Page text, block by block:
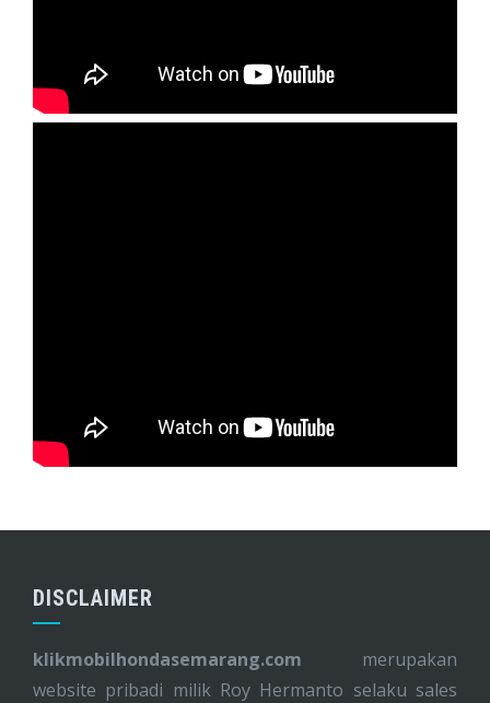
DISCLAIMER
klikmobilhondasemarang.com merupakan
website pribadi milik Roy Hermanto selaku sales